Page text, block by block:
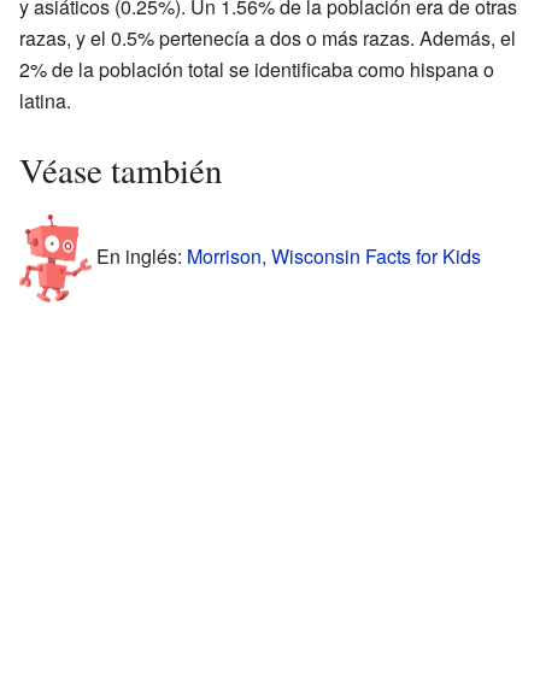
y asiáticos (0.25%). Un 1.56% de la población era de otras
razas, y el 0.5% pertenecía a dos o más razas. Además, el
2% de la población total se identificaba como hispana o
latina.
Véase también
En inglés: Morrison, Wisconsin Facts for Kids